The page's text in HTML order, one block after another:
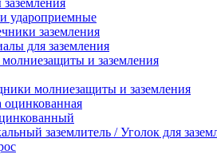
удароприемные
заземления
для заземления
и заземления
молниезащиты и заземления
оцинкованная
заземлитель / Уголок для